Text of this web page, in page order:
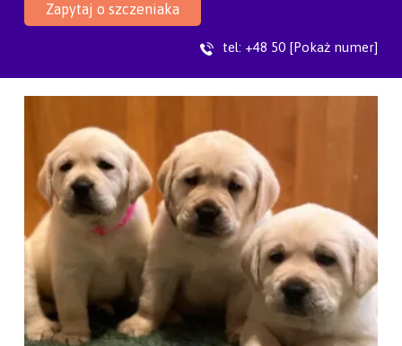
Zapytaj o szczeniaka
tel: +48 50 [Pokaż numer]